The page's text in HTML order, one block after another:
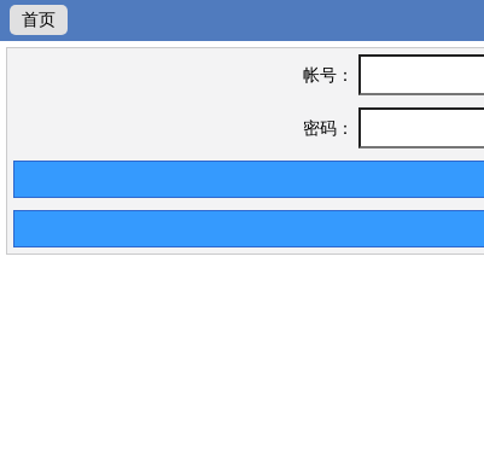
首页
帐号：
密码：